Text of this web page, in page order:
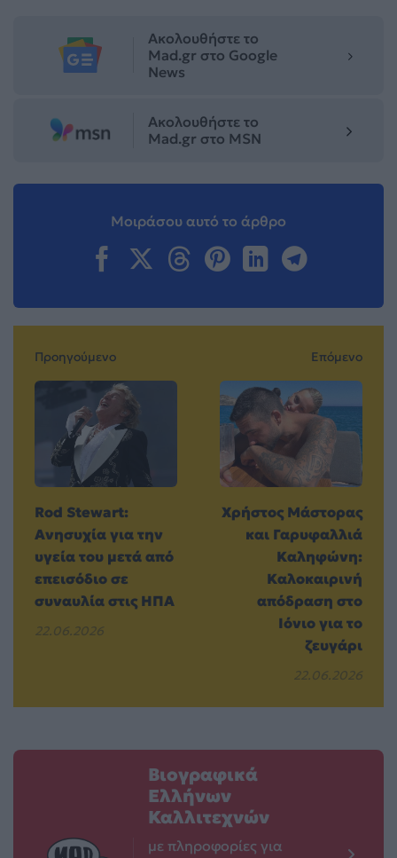
Ακολουθήστε το
Mad.gr στο Google
News
Ακολουθήστε το
Mad.gr στο MSN
Μοιράσου αυτό το άρθρο
Προηγούμενο
Rod Stewart:
Ανησυχία για την
υγεία του μετά από
επεισόδιο σε
συναυλία στις ΗΠΑ
22.06.2026
Επόμενο
Χρήστος Μάστορας
και Γαρυφαλλιά
Καληφώνη:
Καλοκαιρινή
απόδραση στο
Ιόνιο για το
ζευγάρι
22.06.2026
Βιογραφικά
Ελλήνων
Καλλιτεχνών
με πληροφορίες για